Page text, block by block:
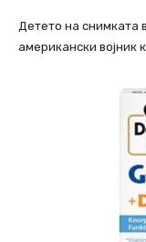
Детето на снимката
американски војник